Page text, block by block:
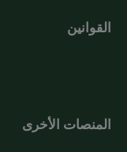
القوانين
المنصات الأخرى